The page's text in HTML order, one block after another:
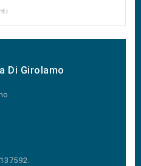
Di Girolamo